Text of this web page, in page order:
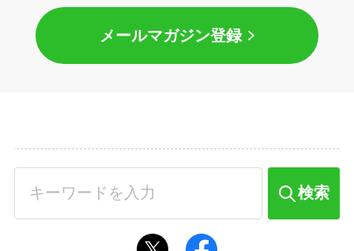
メールマガジン登録
検索